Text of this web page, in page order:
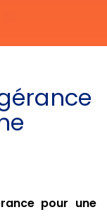
pour une